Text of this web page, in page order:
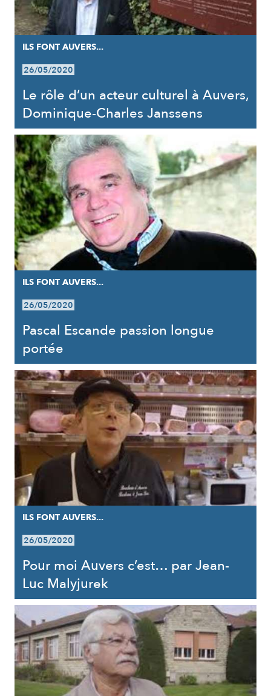
ILS FONT AUVERS...
26/05/2020
Le rôle d’un acteur culturel à Auvers,
Dominique-Charles Janssens
ILS FONT AUVERS...
26/05/2020
Pascal Escande passion longue
portée
ILS FONT AUVERS...
26/05/2020
Pour moi Auvers c’est… par Jean-
Luc Malyjurek